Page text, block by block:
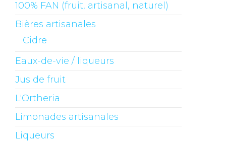
100% FAN (fruit, artisanal, naturel)
Bières artisanales
Cidre
Eaux-de-vie / liqueurs
Jus de fruit
L'Ortheria
Limonades artisanales
Liqueurs